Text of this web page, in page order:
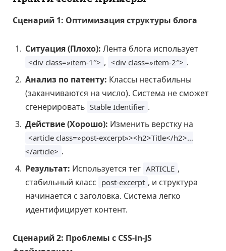
Сценарий 1: Оптимизация структуры блога
Ситуация (Плохо): Лента блога использует
<div class=»item-1″> , <div class=»item-2″> .
Анализ по патенту: Классы нестабильны
(заканчиваются на число). Система не сможет
сгенерировать Stable Identifier .
Действие (Хорошо): Изменить верстку на
<article class=»post-excerpt»><h2>Title</h2>…
</article> .
Результат: Используется тег ARTICLE ,
стабильный класс post-excerpt , и структура
начинается с заголовка. Система легко
идентифицирует контент.
Сценарий 2: Проблемы с CSS-in-JS